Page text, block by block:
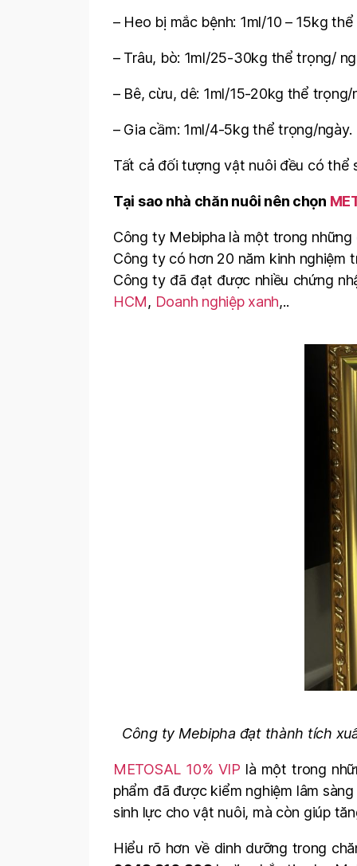
– Heo bị mắc bệnh: 1ml/10 – 15kg
– Trâu, bò: 1ml/25-30kg thể trọng/
– Bê, cừu, dê: 1ml/15-20kg thể trọng/
– Gia cầm: 1ml/4-5kg thể trọng/ngày.
Tất cả đối tượng vật nuôi đều có thể
Tại sao nhà chăn nuôi nên chọn
Công ty Mebipha là một trong
Công ty có hơn 20 năm kinh nghiệm
Công ty đã đạt được nhiều chứng
HCM, Doanh nghiệp xanh,..
Công ty Mebipha đạt thành tích
METOSAL 10% VIP là một trong
phẩm đã được kiểm nghiệm lâm
sinh lực cho vật nuôi, mà còn giúp
Hiểu rõ hơn về dinh dưỡng trong